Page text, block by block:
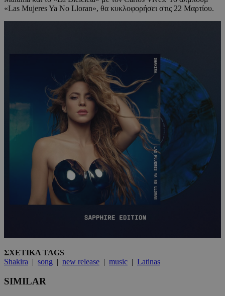
«Las Mujeres Ya No Lloran», θα κυκλοφορήσει στις 22 Μαρτίου.
ΣΧΕΤΙΚΑ TAGS
Shakira | song | new release | music | Latinas
SIMILAR